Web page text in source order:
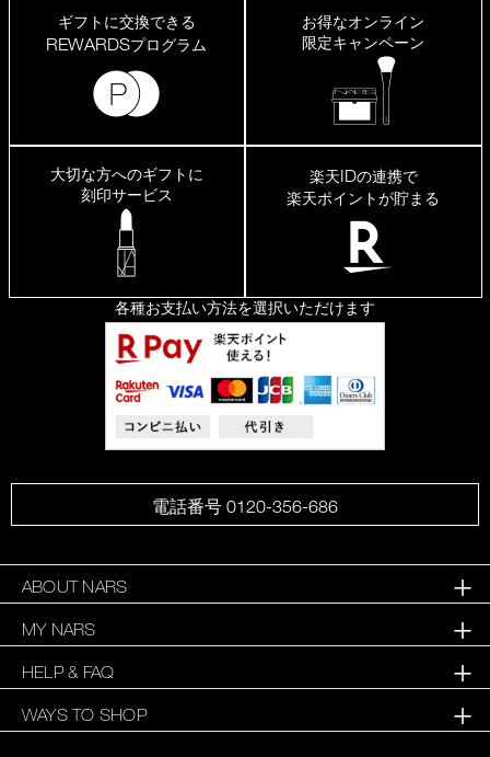
ギフトに交換できる
REWARDSプログラム
お得なオンライン
限定キャンペーン
大切な方へのギフトに
刻印サービス
楽天IDの連携で
楽天ポイントが貯まる
各種お支払い方法を選択いただけます
電話番号 0120-356-686
ABOUT NARS
MY NARS
HELP & FAQ
WAYS TO SHOP